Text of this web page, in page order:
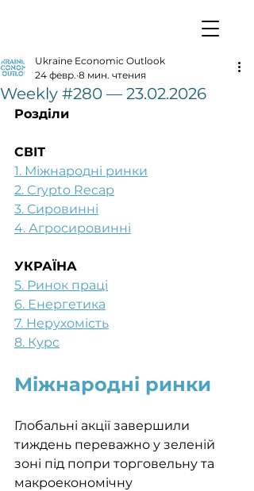
Weekly #280 — 23.02.2026
Ukraine Economic Outlook
24 февр. 8 мин. чтения
Розділи
СВІТ
1. Міжнародні ринки
2. Crypto Recap
3. Сировинні
4. Агросировинні
УКРАЇНА
5. Ринок праці
6. Енергетика
7. Нерухомість
8. Курс
Міжнародні ринки
Глобальні акції завершили
тиждень переважно у зеленій
зоні під попри торговельну та
макроекономічну